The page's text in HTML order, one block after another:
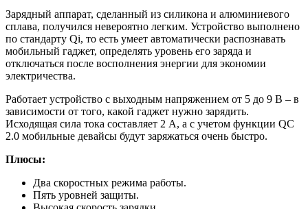
Зарядный аппарат, сделанный из силикона и алюминиевого
сплава, получился невероятно легким. Устройство выполнено
по стандарту Qi, то есть умеет автоматически распознавать
мобильный гаджет, определять уровень его заряда и
отключаться после восполнения энергии для экономии
электричества.
Работает устройство с выходным напряжением от 5 до 9 В – в
зависимости от того, какой гаджет нужно зарядить.
Исходящая сила тока составляет 2 А, а с учетом функции QC
2.0 мобильные девайсы будут заряжаться очень быстро.
Плюсы:
Два скоростных режима работы.
Пять уровней защиты.